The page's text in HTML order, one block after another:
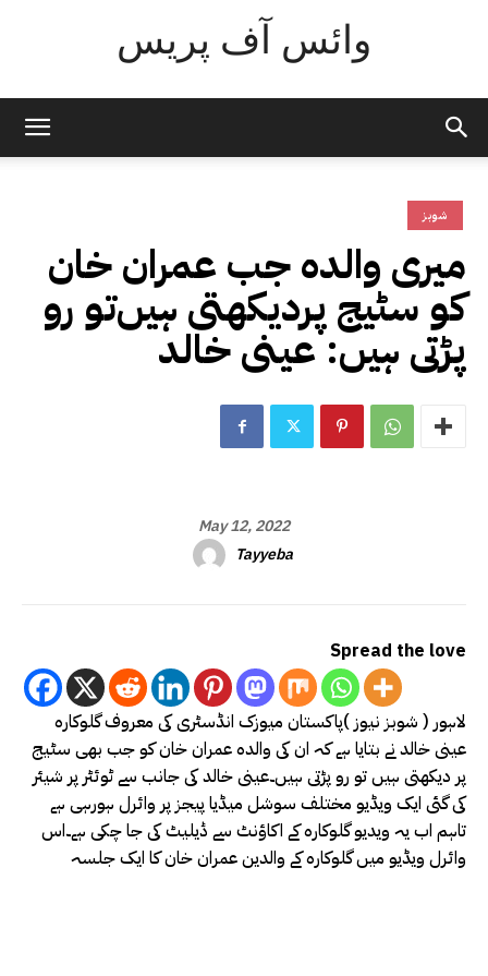
وائس آف پریس
شوبز
میری والدہ جب عمران خان
کو سٹیج پردیکھتی ہیں‌تو رو
پڑتی ہیں‌: عینی خالد
May 12, 2022
Tayyeba
Spread the love
لاہور ( شوبز نیوز )پاکستان میوزک انڈسٹری کی معروف گلوکارہ
عینی خالد نے بتایا ہے کہ ان کی والدہ عمران خان کو جب بھی سٹیج
پر دیکھتی ہیں تو رو پڑتی ہیں۔عینی خالد کی جانب سے ٹوئٹر پر شیئر
کی گئی ایک ویڈیو مختلف سوشل میڈیا پیجز پر وائرل ہورہی ہے
تاہم اب یہ ویدیو گلوکارہ کے اکاؤنٹ سے ڈیلیٹ کی جا چکی ہے۔اس
وائرل ویڈیو میں گلوکارہ کے والدین عمران خان کا ایک جلسہ